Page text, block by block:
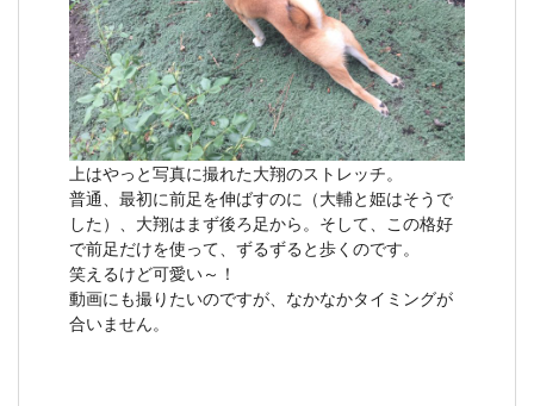
上はやっと写真に撮れた大翔のストレッチ。
普通、最初に前足を伸ばすのに（大輔と姫はそうで
した）、大翔はまず後ろ足から。そして、この格好
で前足だけを使って、ずるずると歩くのです。
笑えるけど可愛い～！
動画にも撮りたいのですが、なかなかタイミングが
合いません。